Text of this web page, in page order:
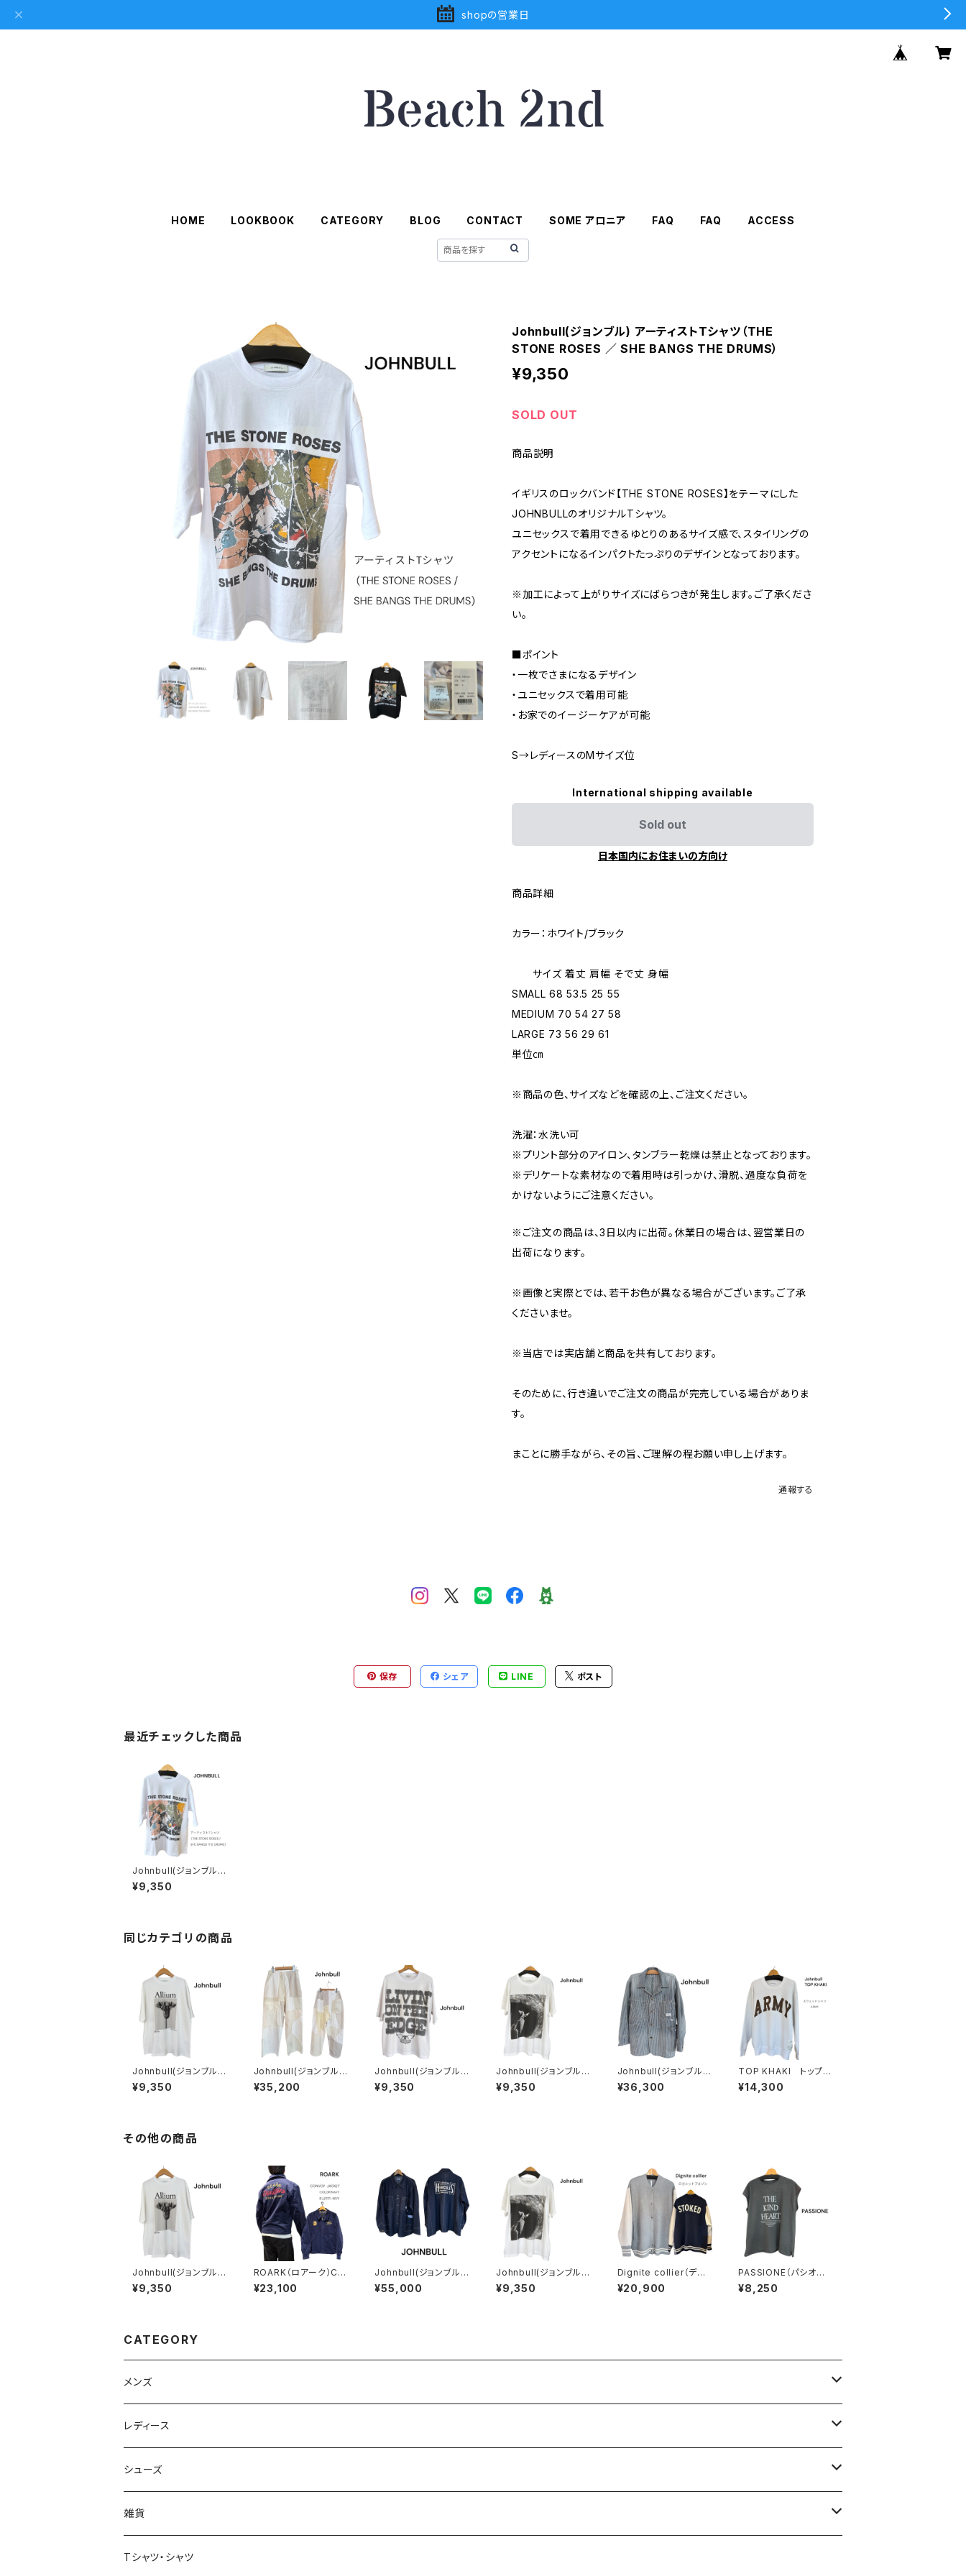
shopの営業日
HOME LOOKBOOK CATEGORY BLOG CONTACT SOME アロニア FAQ FAQ ACCESS
Johnbull(ジョンブル) アーティストTシャツ（THE
STONE ROSES ／ SHE BANGS THE DRUMS）
¥9,350
SOLD OUT
商品説明
イギリスのロックバンド【THE STONE ROSES】をテーマにした
JOHNBULLのオリジナルTシャツ。
ユニセックスで着用できるゆとりのあるサイズ感で、スタイリングの
アクセントになるインパクトたっぷりのデザインとなっております。
※加工によって上がりサイズにばらつきが発生します。ご了承くださ
い。
■ポイント
・一枚でさまになるデザイン
・ユニセックスで着用可能
・お家でのイージーケアが可能
S→レディースのMサイズ位
International shipping available
Sold out
日本国内にお住まいの方向け
商品詳細
カラー：ホワイト/ブラック
サイズ 着丈 肩幅 そで丈 身幅
SMALL 68 53.5 25 55
MEDIUM 70 54 27 58
LARGE 73 56 29 61
単位㎝
※商品の色、サイズなどを確認の上、ご注文ください。
洗濯：水洗い可
※プリント部分のアイロン、タンブラー乾燥は禁止となっております。
※デリケートな素材なので着用時は引っかけ、滑脱、過度な負荷を
かけないようにご注意ください。
※ご注文の商品は、3日以内に出荷。休業日の場合は、翌営業日の
出荷になります。
※画像と実際とでは、若干お色が異なる場合がございます。ご了承
くださいませ。
※当店では実店舗と商品を共有しております。
そのために、行き違いでご注文の商品が完売している場合がありま
す。
まことに勝手ながら、その旨、ご理解の程お願い申し上げます。
通報する
保存 シェア LINE ポスト
最近チェックした商品
Johnbull(ジョンブル)
アーティストTシャツ（T
HE STONE ROSES
¥9,350
同じカテゴリの商品
Johnbull(ジョンブル)
アーティストTシャツ
(Karl Blossfeldt / All
¥9,350
Johnbull(ジョンブル)
【rebear by Johnbul
l】パッチワークイージー
¥35,200
Johnbull(ジョンブル)
アーティストTシャツ
(AEROSMITH LIVIN
¥9,350
Johnbull(ジョンブル)
FANTASIA / Spellbo
und Tシャツ
¥9,350
Johnbull(ジョンブル)
【UNION HERCULES
MADE】チョアジャケッ
¥36,300
TOP KHAKI トップカ
ーキ (Johnbull) スウ
ェットシャツ (unisex)
¥14,300
その他の商品
Johnbull(ジョンブル)
アーティストTシャツ
(Karl Blossfeldt / All
¥9,350
ROARK（ロアーク）CO
NVOY JACKET
¥23,100
Johnbull(ジョンブル)
【比嘉商店×UNION HE
RCULES MADE】チョ
¥55,000
Johnbull(ジョンブル)
FANTASIA / Spellbo
und Tシャツ
¥9,350
Dignite collier（ディ
ニテ コリエ) ロゴニッ
トブルゾン（WOMENS）
¥20,900
PASSIONE（パシオー
ネ）フレンチスリーブTE
Eシャツ（WOMENS）
¥8,250
CATEGORY
メンズ
Johnbull（ジョンブル）
ROARK（ロアーク）
kelen（ケレン）
NANGA（ナンガ）
レディース
Johnbull (ジョンブル)
ayane（アヤン）
Dignite collier（ディニテ コリエ）
シューズ
ASFVLT（アスファルト）
EMU(エミュー )
雑貨
バッグ
Tシャツ・シャツ